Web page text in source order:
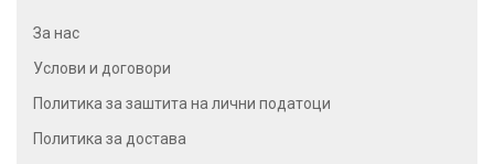
За нас
Услови и договори
Политика за заштита на лични податоци
Политика за достава